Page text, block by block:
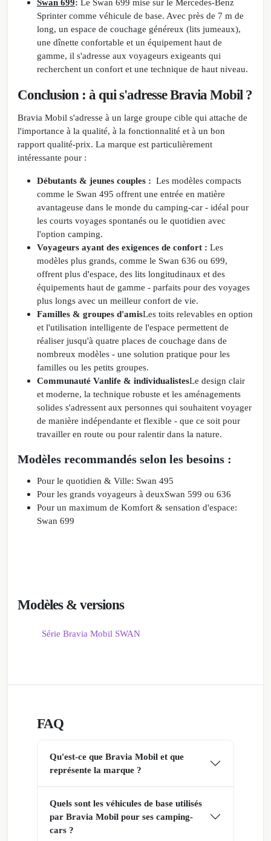
Swan 699: Le Swan 699 mise sur le Mercedes-Benz
Sprinter comme véhicule de base. Avec près de 7 m de
long, un espace de couchage généreux (lits jumeaux),
une dînette confortable et un équipement haut de
gamme, il s'adresse aux voyageurs exigeants qui
recherchent un confort et une technique de haut niveau.
Conclusion : à qui s'adresse Bravia Mobil ?
Bravia Mobil s'adresse à un large groupe cible qui attache de
l'importance à la qualité, à la fonctionnalité et à un bon
rapport qualité-prix. La marque est particulièrement
intéressante pour :
Débutants & jeunes couples : Les modèles compacts
comme le Swan 495 offrent une entrée en matière
avantageuse dans le monde du camping-car - idéal pour
les courts voyages spontanés ou le quotidien avec
l'option camping.
Voyageurs ayant des exigences de confort : Les
modèles plus grands, comme le Swan 636 ou 699,
offrent plus d'espace, des lits longitudinaux et des
équipements haut de gamme - parfaits pour des voyages
plus longs avec un meilleur confort de vie.
Familles & groupes d'amisLes toits relevables en option
et l'utilisation intelligente de l'espace permettent de
réaliser jusqu'à quatre places de couchage dans de
nombreux modèles - une solution pratique pour les
familles ou les petits groupes.
Communauté Vanlife & individualistesLe design clair
et moderne, la technique robuste et les aménagements
solides s'adressent aux personnes qui souhaitent voyager
de manière indépendante et flexible - que ce soit pour
travailler en route ou pour ralentir dans la nature.
Modèles recommandés selon les besoins :
Pour le quotidien & Ville: Swan 495
Pour les grands voyageurs à deuxSwan 599 ou 636
Pour un maximum de Komfort & sensation d'espace:
Swan 699
Modèles & versions
Série Bravia Mobil SWAN
FAQ
Qu'est-ce que Bravia Mobil et que
représente la marque ?
Quels sont les véhicules de base utilisés
par Bravia Mobil pour ses camping-
cars ?